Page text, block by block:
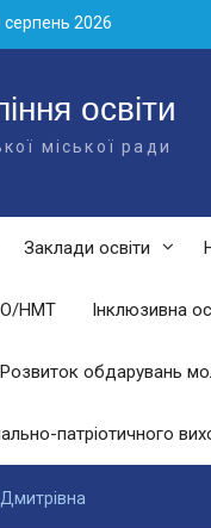
серпень 2026
червень 2026
станом на 01.08.2026
освіти
міської ради
Заклади освіти
НМТ Інклюзивна
Розвиток обдарувань
патріотичного